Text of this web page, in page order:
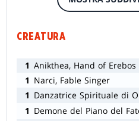
CREATURA
1 Anikthea, Hand of Erebos
1 Narci, Fable Singer
1 Danzatrice Spirituale di
1 Demone del Piano del